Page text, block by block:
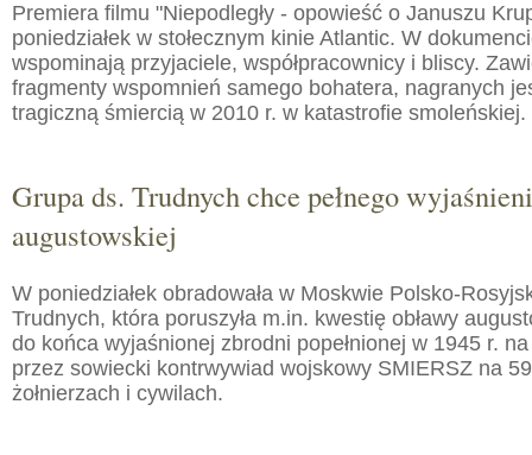
Premiera filmu "Niepodległy - opowieść o Januszu
poniedziałek w stołecznym kinie Atlantic. W
wspominają przyjaciele, współpracownicy i bliscy.
fragmenty wspomnień samego bohatera, nagranych
tragiczną śmiercią w 2010 r. w katastrofie smoleńskiej.
Grupa ds. Trudnych chce pełnego
augustowskiej
W poniedziałek obradowała w Moskwie Polsko-
Trudnych, która poruszyła m.in. kwestię obławy
do końca wyjaśnionej zbrodni popełnionej w 1945 r.
przez sowiecki kontrwywiad wojskowy SMIERSZ na
żołnierzach i cywilach.